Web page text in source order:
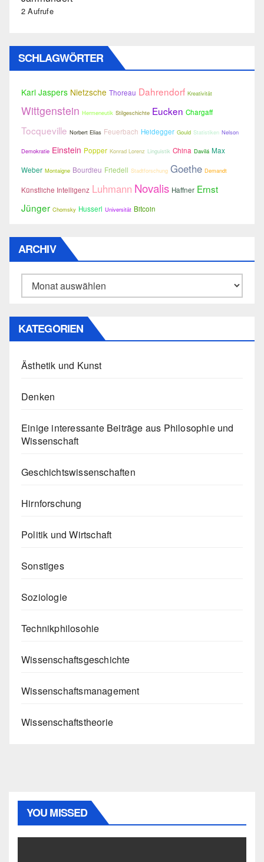
2 Aufrufe
SCHLAGWÖRTER
Karl Jaspers Nietzsche Thoreau Dahrendorf Kreativität
Wittgenstein Hermeneutik Stilgeschichte Eucken Chargaff
Tocqueville Norbert Elias Feuerbach Heidegger Gould Statistiken Nelson
Demokratie Einstein Popper Konrad Lorenz Linguistik China Davilá Max
Weber Montaigne Bourdieu Friedell Stadtforschung Goethe Demandt
Künstliche Intelligenz Luhmann Novalis Haffner Ernst
Jünger Chomsky Husserl Universität Bitcoin
ARCHIV
Archiv
KATEGORIEN
Ästhetik und Kunst
Denken
Einige interessante Beiträge aus Philosophie und
Wissenschaft
Geschichtswissenschaften
Hirnforschung
Politik und Wirtschaft
Sonstiges
Soziologie
Technikphilosohie
Wissenschaftsgeschichte
Wissenschaftsmanagement
Wissenschaftstheorie
YOU MISSED